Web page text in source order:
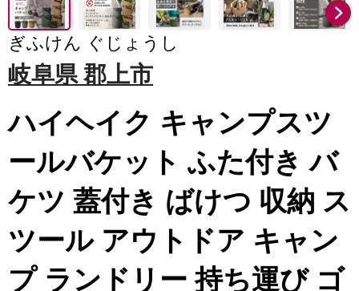
ぎふけん ぐじょうし
岐阜県 郡上市
ハイヘイク キャンプスツ
ールバケット ふた付き バ
ケツ 蓋付き ばけつ 収納 ス
ツール アウトドア キャン
プ ランドリー 持ち運び ゴ